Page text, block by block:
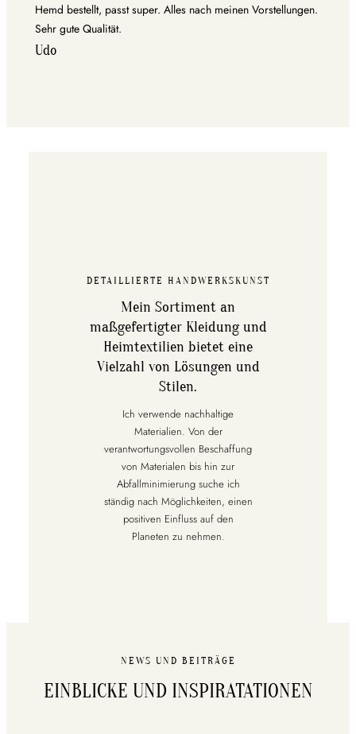
Hemd bestellt, passt super. Alles nach meinen Vorstellungen.
Sehr gute Qualität.
Udo
DETAILLIERTE HANDWERKSKUNST
Mein Sortiment an
maßgefertigter Kleidung und
Heimtextilien bietet eine
Vielzahl von Lösungen und
Stilen.
Ich verwende nachhaltige
Materialien. Von der
verantwortungsvollen Beschaffung
von Materialen bis hin zur
Abfallminimierung suche ich
ständig nach Möglichkeiten, einen
positiven Einfluss auf den
Planeten zu nehmen.
NEWS UND BEITRÄGE
EINBLICKE UND INSPIRATATIONEN